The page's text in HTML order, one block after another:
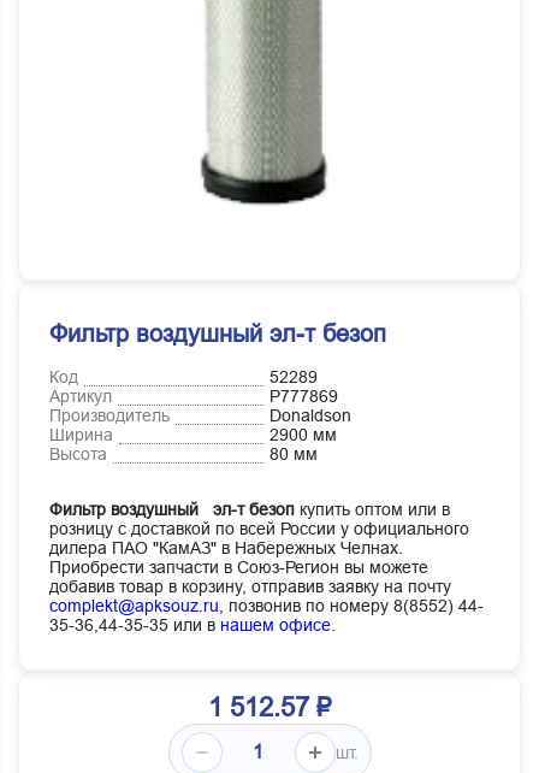
Фильтр воздушный эл-т безоп
Код
52289
Артикул
P777869
Производитель
Donaldson
Ширина
2900 мм
Высота
80 мм
Фильтр воздушный эл-т безоп купить оптом или в
розницу с доставкой по всей России у официального
дилера ПАО "КамАЗ" в Набережных Челнах.
Приобрести запчасти в Союз-Регион вы можете
добавив товар в корзину, отправив заявку на почту
complekt@apksouz.ru,
позвонив по номеру 8(8552) 44-
35-36,44-35-35 или в нашем офисе
1 512.57 ₽
шт.